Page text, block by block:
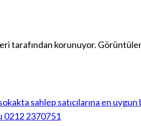
tarafından korunuyor.